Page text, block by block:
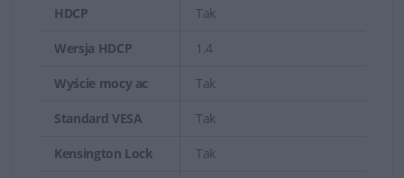
HDCP Tak
Wersja HDCP 1.4
Wyście mocy ac Tak
Standard VESA Tak
Kensington Lock Tak